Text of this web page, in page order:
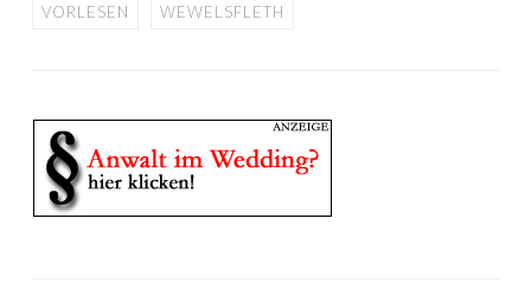
VORLESEN WEWELSFLETH